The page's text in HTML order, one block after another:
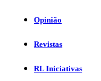
Opinião
Revistas
RL Iniciativas